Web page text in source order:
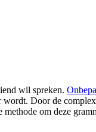
wil spreken.
Door de
methode om deze